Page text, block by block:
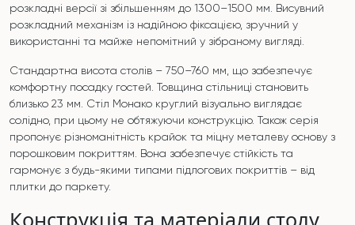
розкладні версії зі збільшенням до 1300–1500 мм. Висувний
розкладний механізм із надійною фіксацією, зручний у
використанні та майже непомітний у зібраному вигляді.
Стандартна висота столів – 750–760 мм, що забезпечує
комфортну посадку гостей. Товщина стільниці становить
близько 23 мм. Стіл Монако круглий візуально виглядає
солідно, при цьому не обтяжуючи конструкцію. Також серія
пропонує різноманітність крайок та міцну металеву основу з
порошковим покриттям. Вона забезпечує стійкість та
гармонує з будь-якими типами підлогових покриттів – від
плитки до паркету.
Конструкція та матеріали столу